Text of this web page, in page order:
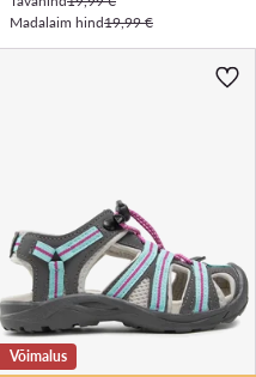
Madalaim hind19,99 €
Võimalus